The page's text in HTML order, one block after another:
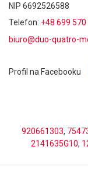
NIP 6692526588
Telefon: +48 699
biuro@duo-quatro-
Profil na Facebooku
920661303,
2141635G10,